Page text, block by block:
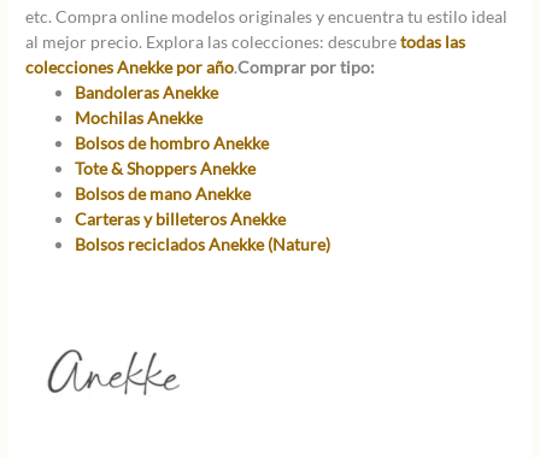
etc. Compra online modelos originales y encuentra tu estilo ideal
al mejor precio. Explora las colecciones: descubretodas las
colecciones Anekke por año.Comprar por tipo:
Bandoleras Anekke
Mochilas Anekke
Bolsos de hombro Anekke
Tote & Shoppers Anekke
Bolsos de mano Anekke
Carteras y billeteros Anekke
Bolsos reciclados Anekke (Nature)